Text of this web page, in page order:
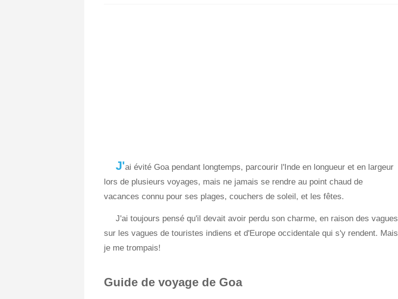
J'ai évité Goa pendant longtemps, parcourir l'Inde en longueur et en largeur
lors de plusieurs voyages, mais ne jamais se rendre au point chaud de
vacances connu pour ses plages, couchers de soleil, et les fêtes.
J'ai toujours pensé qu'il devait avoir perdu son charme, en raison des vagues
sur les vagues de touristes indiens et d'Europe occidentale qui s'y rendent. Mais
je me trompais!
Guide de voyage de Goa